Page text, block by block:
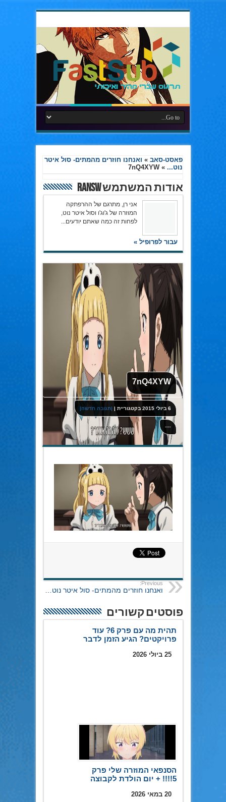
פאסט-סאב » ואנחנו חוזרים מהמתים- סול איטר
נוט... »
7nQ4XYW
אודות המשתמש RanSw
אני רן, מתרגם של ההרפתקה
המוזרה של ג'וג'ו וסול איטר נוט,
לפחות זה כמה שאתם יודעים...
עבור לפרופיל »
7nQ4XYW
6 ביולי 2015 בקטגוריית | |תגובה חדשה|
----
Previous:
ואנחנו חוזרים מהמתים- סול איטר נוט…
פוסטים קשורים
תהית מה עם פרק 6? עוד
פרויקטים? הגיע הזמן לדבר
25 ביולי 2026
הסנפאי המוזרה שלי פרק
5!!!! + יום הולדת לקבוצה
20 במאי 2026